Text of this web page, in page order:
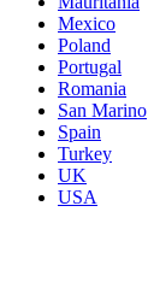
Mexico
Poland
Portugal
Romania
San Marino
Spain
Turkey
UK
USA